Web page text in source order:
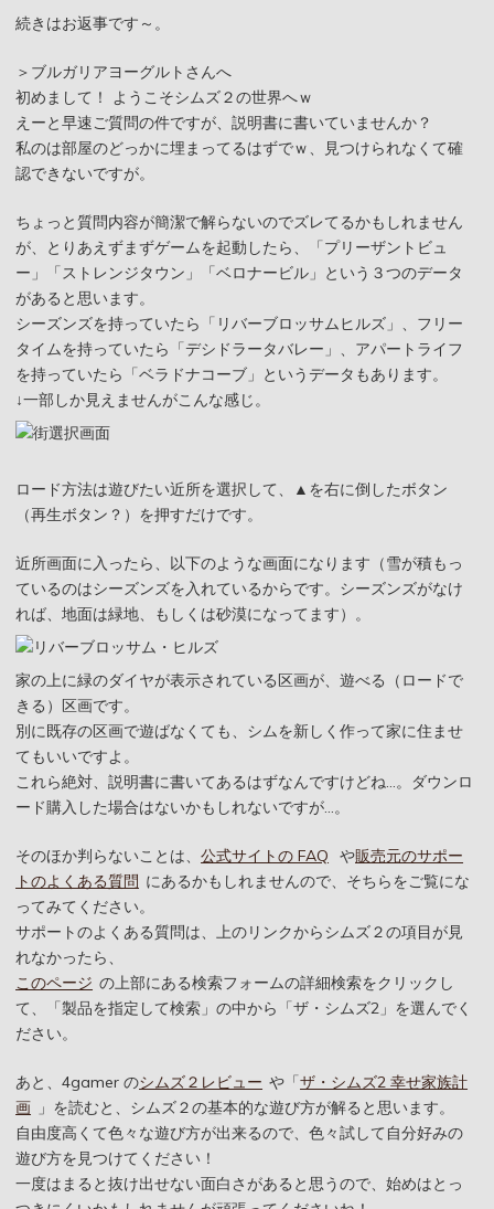
続きはお返事です～。
＞ブルガリアヨーグルトさんへ
初めまして！ ようこそシムズ２の世界へｗ
えーと早速ご質問の件ですが、説明書に書いていませんか？
私のは部屋のどっかに埋まってるはずでｗ、見つけられなくて確
認できないですが。
ちょっと質問内容が簡潔で解らないのでズレてるかもしれません
が、とりあえずまずゲームを起動したら、「プリーザントビュ
ー」「ストレンジタウン」「ベロナービル」という３つのデータ
があると思います。
シーズンズを持っていたら「リバーブロッサムヒルズ」、フリー
タイムを持っていたら「デシドラータバレー」、アパートライフ
を持っていたら「ベラドナコーブ」というデータもあります。
↓一部しか見えませんがこんな感じ。
ロード方法は遊びたい近所を選択して、▲を右に倒したボタン
（再生ボタン？）を押すだけです。
近所画面に入ったら、以下のような画面になります（雪が積もっ
ているのはシーズンズを入れているからです。シーズンズがなけ
れば、地面は緑地、もしくは砂漠になってます）。
家の上に緑のダイヤが表示されている区画が、遊べる（ロードで
きる）区画です。
別に既存の区画で遊ばなくても、シムを新しく作って家に住ませ
てもいいですよ。
これら絶対、説明書に書いてあるはずなんですけどね…。ダウンロ
ード購入した場合はないかもしれないですが…。
そのほか判らないことは、公式サイトの FAQ や販売元のサポー
トのよくある質問 にあるかもしれませんので、そちらをご覧にな
ってみてください。
サポートのよくある質問は、上のリンクからシムズ２の項目が見
れなかったら、
このページ の上部にある検索フォームの詳細検索をクリックし
て、「製品を指定して検索」の中から「ザ・シムズ2」を選んでく
ださい。
あと、4gamer のシムズ２レビュー や「ザ・シムズ2 幸せ家族計
画
」を読むと、シムズ２の基本的な遊び方が解ると思います。
自由度高くて色々な遊び方が出来るので、色々試して自分好みの
遊び方を見つけてください！
一度はまると抜け出せない面白さがあると思うので、始めはとっ